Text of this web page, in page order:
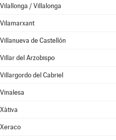
Vilallonga / Villalonga
Vilamarxant
Villanueva de Castellón
Villar del Arzobispo
Villargordo del Cabriel
Vinalesa
Xàtiva
Xeraco